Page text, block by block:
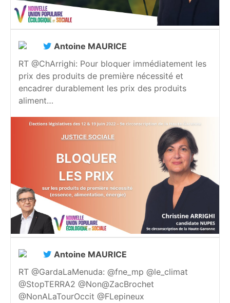
Antoine MAURICE
RT @ChArrighi: Pour bloquer immédiatement les
prix des produits de première nécessité et
encadrer durablement les prix des produits
aliment…
Antoine MAURICE
RT @GardaLaMenuda: @fne_mp @le_climat
@StopTERRA2 @Non@ZacBrochet
@NonALaTourOccit @FLepineux